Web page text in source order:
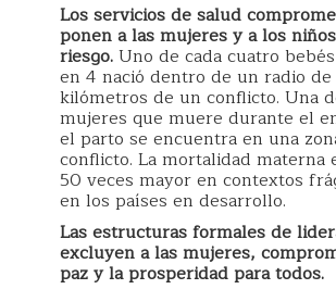
Los servicios de salud
ponen a las mujeres y a los
riesgo.Uno de cada cuatro
en 4 nació dentro de un radio
kilómetros de un conflicto. Una
mujeres que muere durante el
el parto se encuentra en una
conflicto. La mortalidad materna
50 veces mayor en contextos
en los países en desarrollo.
Las estructuras formales de
excluyen a las mujeres,
paz y la prosperidad para todos.